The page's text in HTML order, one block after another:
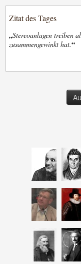
Zitat des Tages
„Stereoanlagen treiben
zusammengewinkt hat.“